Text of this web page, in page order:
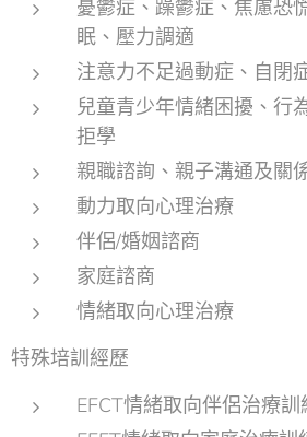
憂鬱症、躁鬱症、焦慮恐
眠、壓力調適
注意力不足過動症、自閉
兒童青少年情緒困擾、行
拒學
親職諮詢、親子溝通及關
動力取向心理治療
伴侶/婚姻諮商
家庭諮商
情緒取向心理治療
特殊培訓經歷
EFCT情緒取向伴侶治療訓